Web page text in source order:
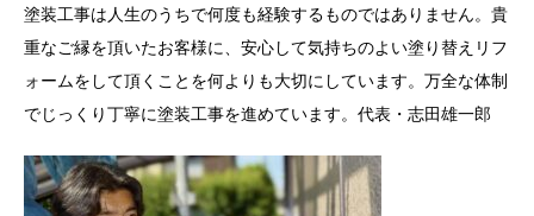
塗装工事は人生のうちで何度も経験するものではありません。貴
重なご縁を頂いたお客様に、安心して気持ちのよい塗り替えリフ
ォームをして頂くことを何よりも大切にしています。万全な体制
でじっくり丁寧に塗装工事を進めています。代表・志田雄一郎